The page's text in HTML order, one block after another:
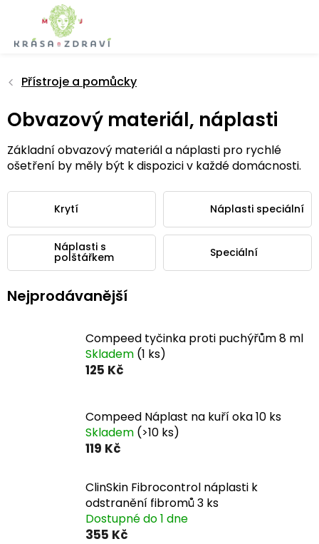
obsah
Přístroje a pomůcky
Obvazový materiál, náplasti
Základní obvazový materiál a náplasti pro rychlé
ošetření by měly být k dispozici v každé domácnosti.
Krytí Náplasti speciální
Náplasti s
polštářkem Speciální
Nejprodávanější
Compeed tyčinka proti puchýřům 8 ml
Skladem (1 ks)
125 Kč
Compeed Náplast na kuří oka 10 ks
Skladem (>10 ks)
119 Kč
ClinSkin Fibrocontrol náplasti k
odstranění fibromů 3 ks
Dostupné do 1 dne
355 Kč